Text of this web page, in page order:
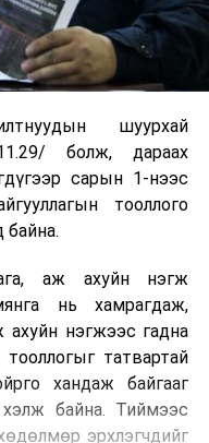
шуурхай
болж, дараах
сарын 1-нээс
тооллого
байна.
аж ахуйн нэгж
нь хамрагдаж,
ахуйн нэгжээс гадна
татвартай
хандаж байгааг
хэлж байна. Тиймээс
эрхлэгчдийг